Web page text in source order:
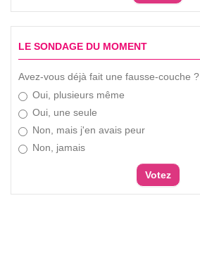
LE SONDAGE DU MOMENT
Avez-vous déjà fait une fausse-couche ?
Oui, plusieurs même
Oui, une seule
Non, mais j'en avais peur
Non, jamais